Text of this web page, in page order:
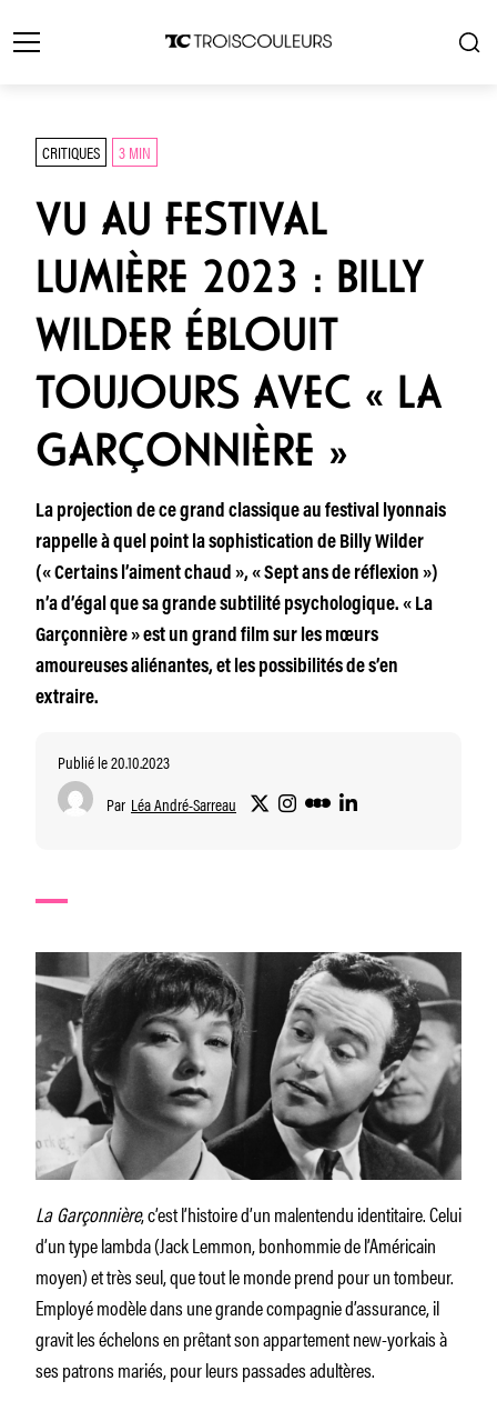
CRITIQUES 3 MIN
VU AU FESTIVAL
LUMIÈRE 2023 : BILLY
WILDER ÉBLOUIT
TOUJOURS AVEC « LA
GARÇONNIÈRE »
La projection de ce grand classique au festival lyonnais
rappelle à quel point la sophistication de Billy Wilder
(« Certains l’aiment chaud », « Sept ans de réflexion »)
n’a d’égal que sa grande subtilité psychologique. « La
Garçonnière » est un grand film sur les mœurs
amoureuses aliénantes, et les possibilités de s’en
extraire.
Publié le 20.10.2023
Par Léa André-Sarreau
La Garçonnière, c’est l’histoire d’un malentendu identitaire. Celui
d’un type lambda (Jack Lemmon, bonhommie de l’Américain
moyen) et très seul, que tout le monde prend pour un tombeur.
Employé modèle dans une grande compagnie d’assurance, il
gravit les échelons en prêtant son appartement new-yorkais à
ses patrons mariés, pour leurs passades adultères.